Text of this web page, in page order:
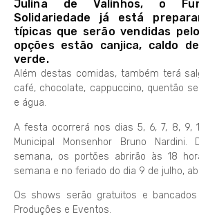
Julina de Valinhos, o
Solidariedade já está
típicas que serão vendidas
opções estão canjica, caldo
verde.
Além destas comidas, também terá
café, chocolate, cappuccino, quentão
e água.
A festa ocorrerá nos dias 5, 6, 7, 8, 9,
Municipal Monsenhor Bruno
semana, os portões abrirão às 18
semana e no feriado do dia 9 de julho,
Os shows serão gratuitos e
Produções e Eventos.